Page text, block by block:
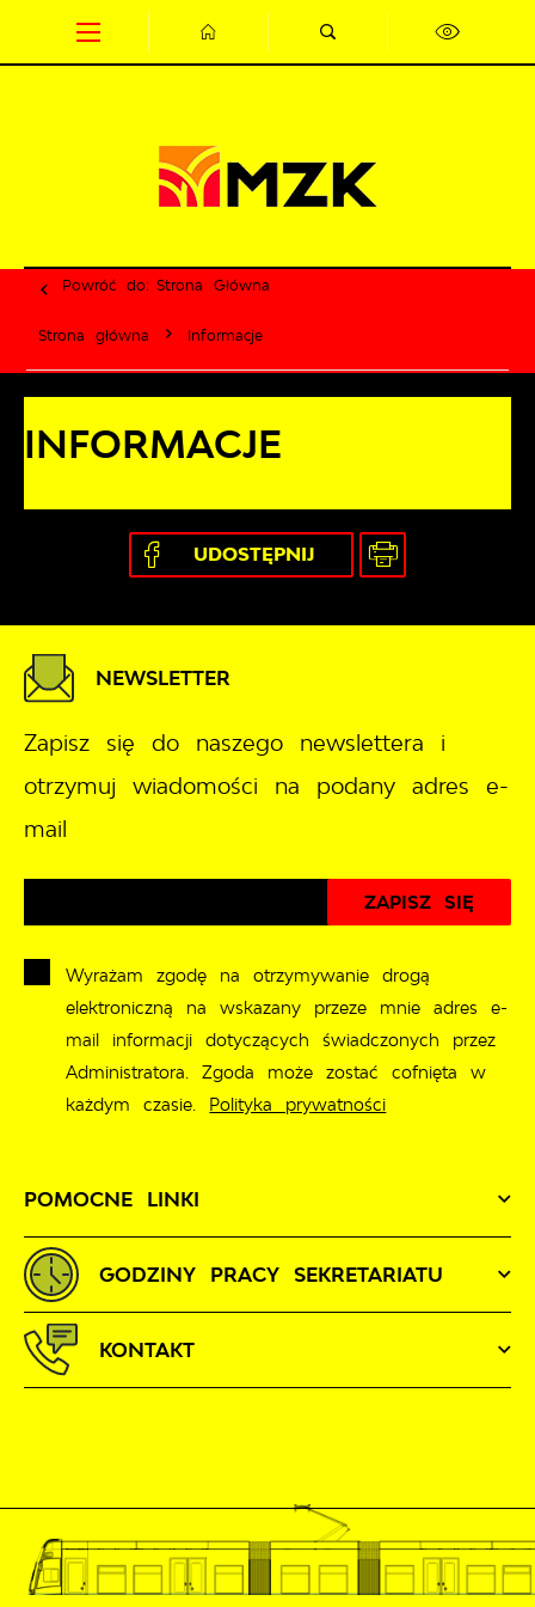
Przejdź do wyszukiwarki.
Przejdź do ustawień wielkości czcionki.
Wyłącz wersję kontrastową strony.
Powróć do: Strona Główna
Strona główna Informacje
INFORMACJE
UDOSTĘPNIJ
POMOCNE LINKI
NEWSLETTER
Zapisz się do naszego newslettera i
otrzymuj wiadomości na podany adres e-
mail
Wyrażam zgodę na otrzymywanie drogą
elektroniczną na wskazany przeze mnie adres e-
mail informacji dotyczących świadczonych przez
Administratora. Zgoda może zostać cofnięta w
każdym czasie. Polityka prywatności
GODZINY PRACY SEKRETARIATU
KONTAKT